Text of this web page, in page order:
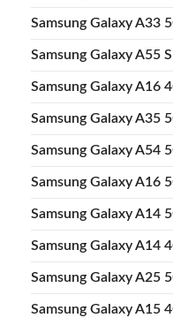
Samsung Galaxy A33
Samsung Galaxy A55
Samsung Galaxy A16
Samsung Galaxy A35
Samsung Galaxy A54
Samsung Galaxy A16
Samsung Galaxy A14
Samsung Galaxy A14
Samsung Galaxy A25
Samsung Galaxy A15